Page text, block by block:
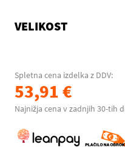
VELIKOST
Spletna cena izdelka z DDV:
53,91 €
Najnižja cena v zadnjih 30-tih